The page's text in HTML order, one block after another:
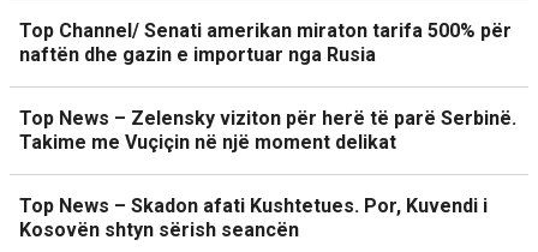
Top Channel/ Senati amerikan miraton tarifa 500% për
naftën dhe gazin e importuar nga Rusia
Top News – Zelensky viziton për herë të parë Serbinë.
Takime me Vuçiçin në një moment delikat
Top News – Skadon afati Kushtetues. Por, Kuvendi i
Kosovën shtyn sërish seancën